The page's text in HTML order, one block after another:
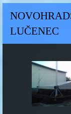
LUČENEC